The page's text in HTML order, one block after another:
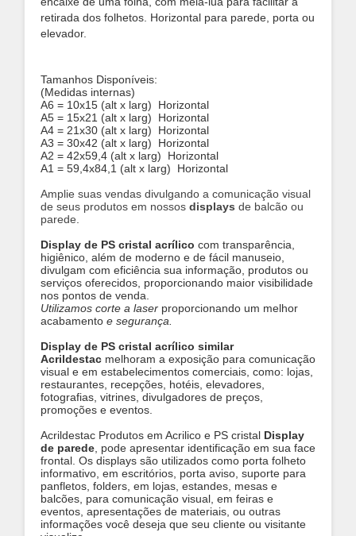
retirada dos folhetos. Horizontal para parede, porta ou
elevador.
Tamanhos Disponíveis:
(Medidas internas)
A6 = 10x15 (alt x larg)
Horizontal
A5 = 15x21 (alt x larg)
Horizontal
A4 = 21x30 (alt x larg)
Horizontal
A3 = 30x42 (alt x larg)
Horizontal
A2 = 42x59,4 (alt x larg)
Horizontal
A1 = 59,4x84,1 (alt x larg)
Horizontal
Amplie suas vendas divulgando a comunicação visual
de seus produtos em nossos displays de balcão ou
parede
Display de PS cristal acrílico com transparência,
higiênico, além de moderno e de fácil manuseio,
divulgam com eficiência sua informação, produtos ou
serviços oferecidos, proporcionando maior visibilidade
nos pontos de venda.
Utilizamos corte a laser proporcionando um melhor
acabamento e segurança.
Display de PS cristal acrílico similar
Acrildestac melhoram a exposição para comunicação
visual e em estabelecimentos comerciais, como: lojas,
restaurantes, recepções, hotéis, elevadores,
fotografias, vitrines, divulgadores de preços,
promoções e eventos.
Acrildestac Produtos em Acrilico e PS cristal Display
de parede , pode apresentar identificação em sua face
frontal. Os displays são utilizados como porta folheto
informativo, em escritórios, porta aviso, suporte para
panfletos, folders, em lojas, estandes, mesas e
balcões, para comunicação visual, em feiras e
eventos, apresentações de materiais, ou outras
informações você deseja que seu cliente ou visitante